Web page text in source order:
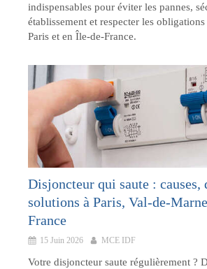
indispensables pour éviter les pannes,
établissement et respecter les
Paris et en Île-de-France.
Disjoncteur qui saute : causes,
solutions à Paris, Val-de-
France
15 Juin 2026 MCE IDF
Votre disjoncteur saute régulièrement ?